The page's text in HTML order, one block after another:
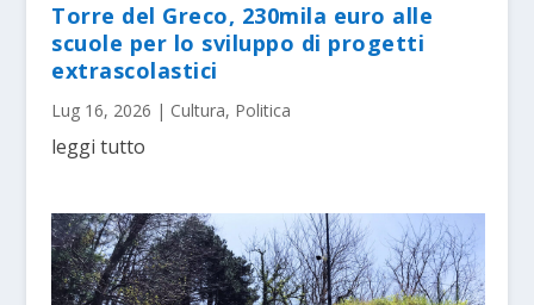
Torre del Greco, 230mila euro alle
scuole per lo sviluppo di progetti
extrascolastici
Lug 16, 2026 | Cultura, Politica
leggi tutto